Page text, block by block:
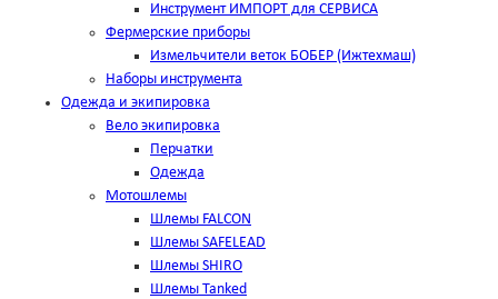
Инструмент ИМПОРТ для СЕРВИСА
Фермерские приборы
Измельчители веток БОБЕР (Ижтехмаш)
Наборы инструмента
Одежда и экипировка
Вело экипировка
Перчатки
Одежда
Мотошлемы
Шлемы FALCON
Шлемы SAFELEAD
Шлемы SHIRO
Шлемы Tanked